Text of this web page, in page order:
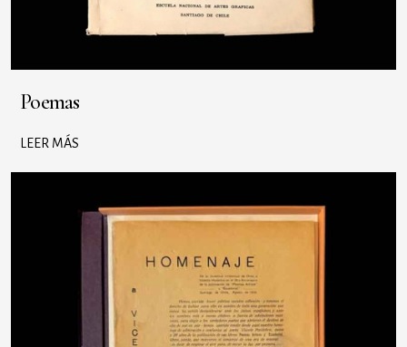
Poemas
LEER MÁS